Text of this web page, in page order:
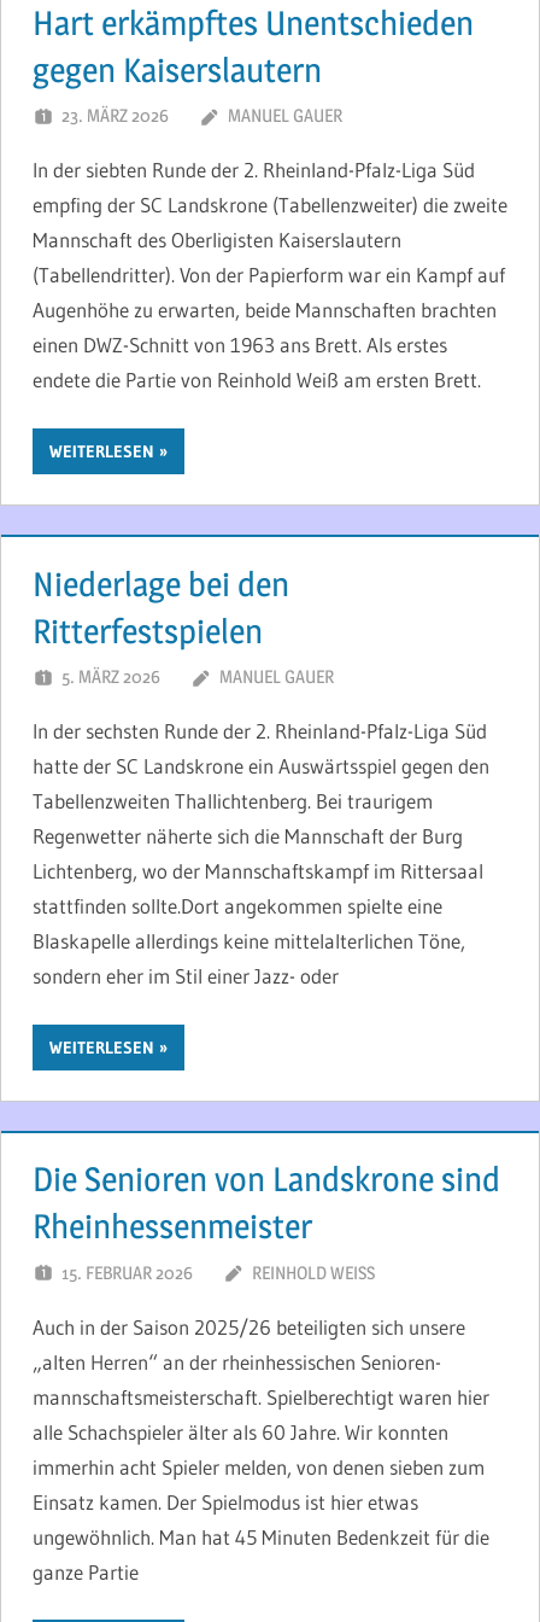
Hart erkämpftes Unentschieden
gegen Kaiserslautern
23. MÄRZ 2026 MANUEL GAUER
In der siebten Runde der 2. Rheinland-Pfalz-Liga Süd
empfing der SC Landskrone (Tabellenzweiter) die zweite
Mannschaft des Oberligisten Kaiserslautern
(Tabellendritter). Von der Papierform war ein Kampf auf
Augenhöhe zu erwarten, beide Mannschaften brachten
einen DWZ-Schnitt von 1963 ans Brett. Als erstes
endete die Partie von Reinhold Weiß am ersten Brett.
WEITERLESEN
Niederlage bei den
Ritterfestspielen
5. MÄRZ 2026 MANUEL GAUER
In der sechsten Runde der 2. Rheinland-Pfalz-Liga Süd
hatte der SC Landskrone ein Auswärtsspiel gegen den
Tabellenzweiten Thallichtenberg. Bei traurigem
Regenwetter näherte sich die Mannschaft der Burg
Lichtenberg, wo der Mannschaftskampf im Rittersaal
stattfinden sollte.Dort angekommen spielte eine
Blaskapelle allerdings keine mittelalterlichen Töne,
sondern eher im Stil einer Jazz- oder
WEITERLESEN
Die Senioren von Landskrone sind
Rheinhessenmeister
15. FEBRUAR 2026 REINHOLD WEISS
Auch in der Saison 2025/26 beteiligten sich unsere
„alten Herren“ an der rheinhessischen Senioren-
mannschaftsmeisterschaft. Spielberechtigt waren hier
alle Schachspieler älter als 60 Jahre. Wir konnten
immerhin acht Spieler melden, von denen sieben zum
Einsatz kamen. Der Spielmodus ist hier etwas
ungewöhnlich. Man hat 45 Minuten Bedenkzeit für die
ganze Partie